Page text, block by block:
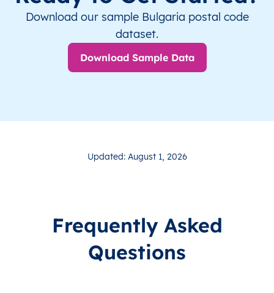
Download our sample Bulgaria postal code
dataset.
Download Sample Data
Updated: August 1, 2026
Frequently Asked
Questions